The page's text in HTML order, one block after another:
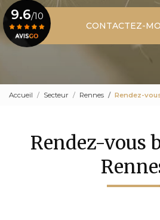
CONTACTEZ-
9.6/10
Accueil Secteur Rennes Rendez-
Rendez-vous